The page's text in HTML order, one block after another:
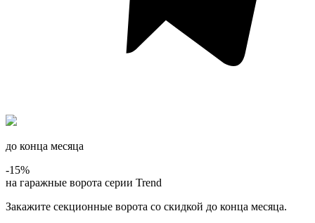
до конца месяца
-15%
на гаражные ворота серии Trend
Закажите секционные ворота со скидкой до конца месяца.